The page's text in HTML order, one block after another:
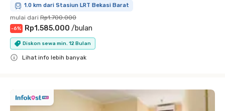
1.0 km dari Stasiun LRT Bekasi Barat
mulai dari Rp1.700.000
-6% Rp1.585.000 /bulan
Diskon sewa min. 12 Bulan
Lihat info lebih banyak